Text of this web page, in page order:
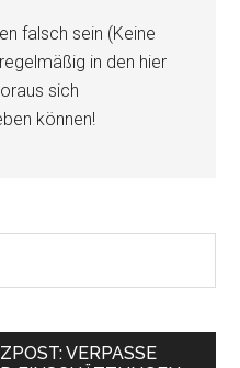
falsch sein (Keine
in den hier
sich
können!
VERPASSE